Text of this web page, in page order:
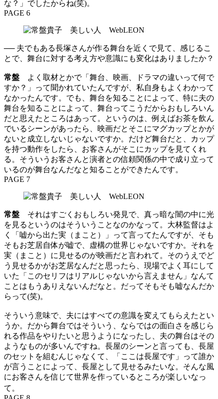
な？」でしたからね(笑)。
PAGE 6
── 夫でもある長塚さんが作る舞台を近くで見て、感じるこ
とで、舞台に対する考え方や意識にも変化はありましたか？
常盤 よく取材とかで「舞台、映画、ドラマの違いって何で
すか？」って聞かれていたんですが、私自身もよくわかって
なかったんです。でも、舞台を知ることによって、特に夫の
舞台を知ることによって、舞台ってこうだからおもしろいん
だと思えたところはあって。というのは、例えばお茶を飲ん
でいるシーンがあったら、映画だとそこにマグカップとかが
ないと成立しないじゃないですか。だけど舞台だと、カップ
を持つ動作をしたら、お客さんがそこにカップを見てくれ
る。そういうお客さんと演者との信頼関係の中で成り立って
いるのが舞台なんだなと知ることができたんです。
PAGE 7
常盤 それはすごくおもしろい発見で、真っ暗な闇の中に光
を見るというのはそういうことなのかなって。大林監督はよ
く「嘘から出た実（まこと）」って言ってたんですが、そも
そもお芝居自体が嘘で、虚構の世界じゃないですか。それを
実（まこと）に見せるのが映画だと言われて。そのうえでど
う見せるかがお芝居なんだと思ったら、現場でよく耳にして
いた「このセリフはリアルじゃないから言えません」なんて
ことはもうありえないんだなと。だってそもそも嘘なんだか
らって(笑)。
そういう意味で、夫にはすべての意識を変えてもらえたとい
うか。だから舞台ではそういう、ならではの面白さを感じら
れる作品をやりたいと思うようになったし、夫の舞台はその
ようなものが多いんですね。長屋のシーンと言っても、長屋
のセットを組むんじゃなくて、「ここは長屋です」って誰か
が言うことによって、長屋として見せるみたいな。そんな風
にお客さんを信じて世界を作っているところが楽しいなっ
て。